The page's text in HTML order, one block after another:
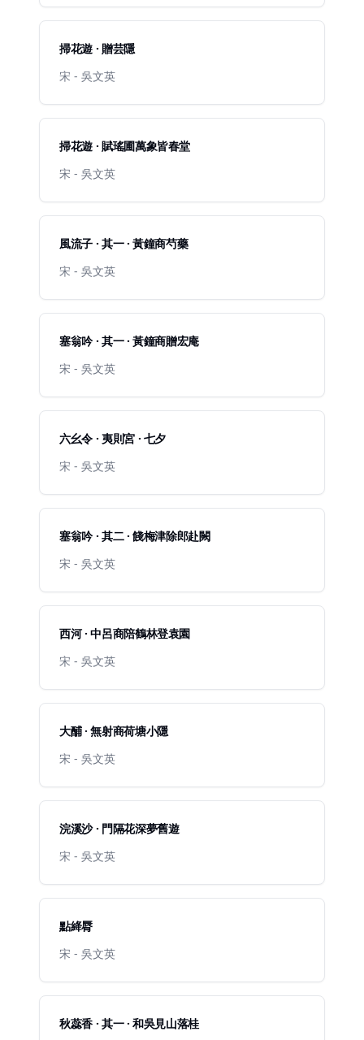
掃花遊 · 贈芸隱
宋 - 吳文英
掃花遊 · 賦瑤圃萬象皆春堂
宋 - 吳文英
風流子 · 其一 · 黃鐘商芍藥
宋 - 吳文英
塞翁吟 · 其一 · 黃鐘商贈宏庵
宋 - 吳文英
六幺令 · 夷則宮 · 七夕
宋 - 吳文英
塞翁吟 · 其二 · 餞梅津除郎赴闕
宋 - 吳文英
西河 · 中呂商陪鶴林登袁園
宋 - 吳文英
大酺 · 無射商荷塘小隱
宋 - 吳文英
浣溪沙 · 門隔花深夢舊遊
宋 - 吳文英
點絳脣
宋 - 吳文英
秋蕊香 · 其一 · 和吳見山落桂